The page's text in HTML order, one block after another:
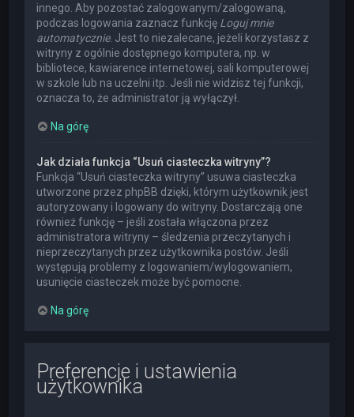
innego. Aby pozostać zalogowanym/zalogowaną,
podczas logowania zaznacz funkcję Loguj mnie
automatycznie. Jest to niezalecane, jeżeli korzystasz z
witryny z ogólnie dostępnego komputera, np. w
bibliotece, kawiarence internetowej, sali komputerowej
w szkole lub na uczelni itp. Jeśli nie widzisz tej funkcji,
oznacza to, że administrator ją wyłączył.
Na górę
Jak działa funkcja “Usuń ciasteczka witryny”?
Funkcja “Usuń ciasteczka witryny” usuwa ciasteczka
utworzone przez phpBB dzięki, którym użytkownik jest
autoryzowany i logowany do witryny. Dostarczają one
również funkcję – jeśli została włączona przez
administratora witryny – śledzenia przeczytanych i
nieprzeczytanych przez użytkownika postów. Jeśli
występują problemy z logowaniem/wylogowaniem,
usunięcie ciasteczek może być pomocne.
Na górę
Preferencje i ustawienia
użytkownika